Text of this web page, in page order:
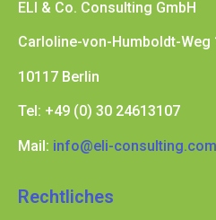
ELI & Co. Consulting GmbH
Carloline-von-Humboldt-Weg
10117 Berlin
Tel: +49 (0) 30 24613107
Mail: info@eli-consulting.com
Rechtliches